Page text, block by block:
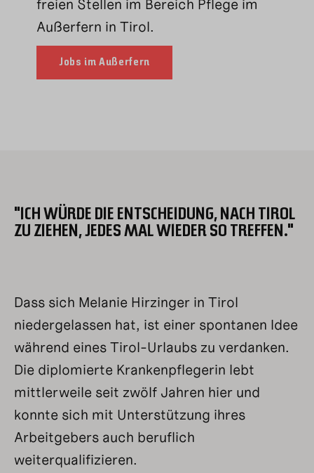
freien Stellen im Bereich Pflege im
Außerfern in Tirol.
Jobs im Außerfern
"ICH WÜRDE DIE ENTSCHEIDUNG, NACH TIROL
ZU ZIEHEN, JEDES MAL WIEDER SO TREFFEN."
Dass sich Melanie Hirzinger in Tirol
niedergelassen hat, ist einer spontanen Idee
während eines Tirol-Urlaubs zu verdanken.
Die diplomierte Krankenpflegerin lebt
mittlerweile seit zwölf Jahren hier und
konnte sich mit Unterstützung ihres
Arbeitgebers auch beruflich
weiterqualifizieren.